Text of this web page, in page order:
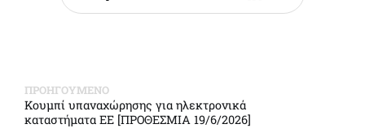
ΠΡΟΗΓΟΥΜΕΝΟ
Κουμπί υπαναχώρησης για ηλεκτρονικά
καταστήματα ΕΕ [ΠΡΟΘΕΣΜΙΑ 19/6/2026]